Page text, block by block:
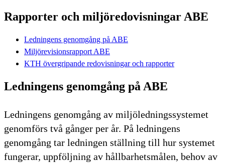
Rapporter och miljöredovisningar ABE
Ledningens genomgång på ABE
Miljörevisionsrapport ABE
KTH övergripande redovisningar och rapporter
Ledningens genomgång på ABE
Ledningens genomgång av miljöledningssystemet
genomförs två gånger per år. På ledningens
genomgång tar ledningen ställning till hur systemet
fungerar, uppföljning av hållbarhetsmålen, behov av